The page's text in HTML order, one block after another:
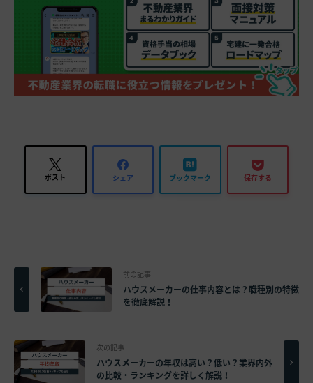
ポスト シェア ブックマーク 保存する
前の記事
ハウスメーカーの仕事内容とは？職種別の特徴
を徹底解説！
次の記事
ハウスメーカーの年収は高い？低い？業界内外
の比較・ランキングを詳しく解説！